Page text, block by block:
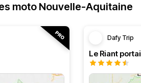
moto Nouvelle-Aquitaine
Dafy Trip
Le Riant